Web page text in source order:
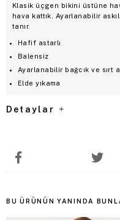
Klasik üçgen bikini üstüne
hava kattık. Ayarlanabilir
tanır.
Hafif astarlı
Balensiz
Ayarlanabilir bağcık ve sırt
Elde yıkama
Detaylar
BU ÜRÜNÜN YANINDA